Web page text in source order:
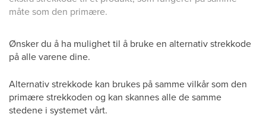
måte som den primære.
Ønsker du å ha mulighet til å bruke en alternativ strekkode
på alle varene dine.
Alternativ strekkode kan brukes på samme vilkår som den
primære strekkoden og kan skannes alle de samme
stedene i systemet vårt.